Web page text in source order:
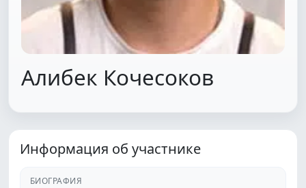
Алибек Кочесоков
Информация об участнике
БИОГРАФИЯ